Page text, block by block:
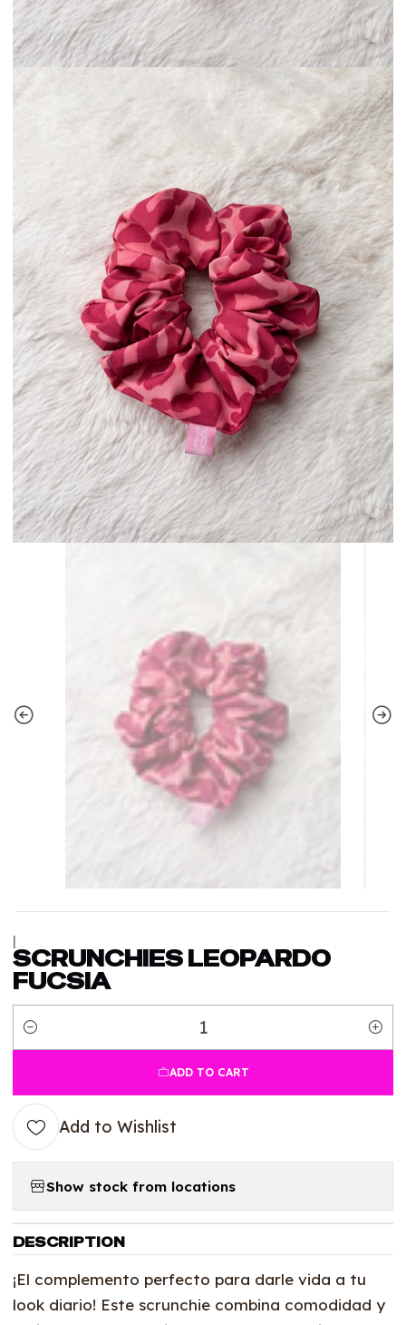
SCRUNCHIES LEOPARDO
FUCSIA
Quantity
ADD TO CART
Add to Wishlist
Show stock from locations
DESCRIPTION
¡El complemento perfecto para darle vida a tu
look diario! Este scrunchie combina comodidad y